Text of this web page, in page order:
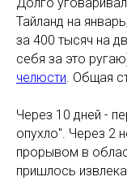
Тайланд на
за 400 тысяч на
себя за это
челюсти. Общая
Через 10 дней -
опухло". Через 2
прорывом в
пришлось